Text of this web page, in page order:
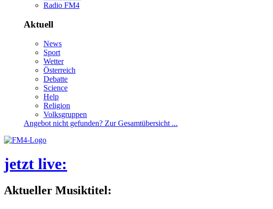
RadioFM4
Aktuell
News
Sport
Wetter
Österreich
Debatte
Science
Help
Religion
Volksgruppen
Angebotnichtgefunden?ZurGesamtübersicht...
jetztlive:
AktuellerMusiktitel: